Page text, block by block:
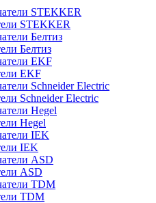
STEKKER
Белтиз
EKF
Schneider Electric
Hegel
IEK
ASD
TDM